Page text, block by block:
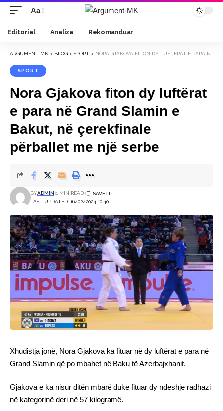
Font
Resizer
Aa
Editorial Analiza Rekomanduar
ARGUMENT-MK > BLOG > SPORT > NORA GJAKOVA FITON DY LUFTËRAT E PARA NË GRAND SLAMIN E BAKUT, NË ÇEREKFINALE PËRBALLET ME NJË SERBE
SPORT
Nora Gjakova fiton dy luftërat
e para në Grand Slamin e
Bakut, në çerekfinale
përballet me një serbe
LAST UPDATED: 16/02/2024 10:40
BYADMIN 1 MIN READ
Xhudistja jonë, Nora Gjakova ka fituar në dy luftërat e para në
Grand Slamin që po mbahet në Baku të Azerbajxhanit.
Gjakova e ka nisur ditën mbarë duke fituar dy ndeshje radhazi
në kategorinë deri në 57 kilogramë.